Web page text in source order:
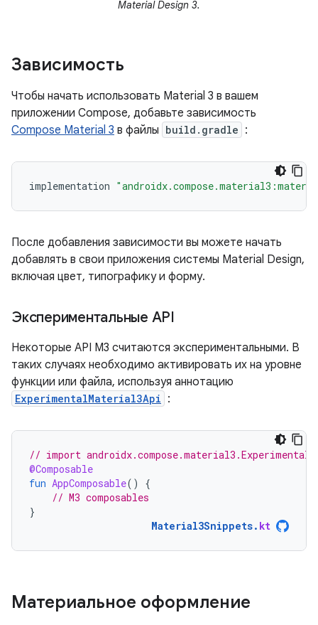
Material Design 3.
Зависимость
Чтобы начать использовать Material 3 в вашем
приложении Compose, добавьте зависимость
Compose Material 3 в файлы build.gradle :
implementation
После добавления зависимости вы можете начать
добавлять в свои приложения системы Material Design,
включая цвет, типографику и форму.
Экспериментальные API
Некоторые API M3 считаются экспериментальными. В
таких случаях необходимо активировать их на уровне
функции или файла, используя аннотацию
ExperimentalMaterial3Api :
// import
@Composable
fun AppComposable()
{
// M3 composables
}
Material3Snippets. kt
Материальное оформление